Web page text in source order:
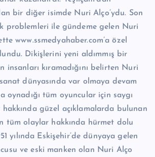
bir diğer isimde Nuri Alço’ydu. Son
problemleri ile gündeme gelen Nuri
www.ssmedyahaber.com’a özel
Dikişlerini yeni aldımmış bir
insanları kıramadığını belirten Nuri
dünyasında var olmaya devam
oynadığı tüm oyuncular için saygı
güzel açıklamalarda bulunan
tüm olaylar hakkında hürmet dolu
yılında Eskişehir’de dünyaya gelen
ve eski manken olan Nuri Alço